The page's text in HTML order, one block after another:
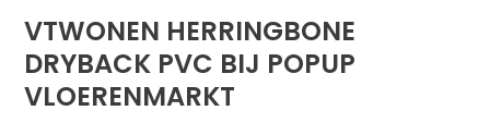
VTWONEN HERRINGBONE
DRYBACK PVC BIJ POPUP
VLOERENMARKT